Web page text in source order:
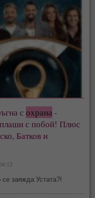
сохрана -
плаши с побой! Плюс
Батков и
се заяжда Устата?!